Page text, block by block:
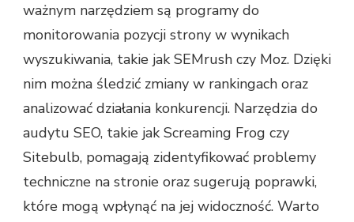
ważnym narzędziem są programy do
monitorowania pozycji strony w wynikach
wyszukiwania, takie jak SEMrush czy Moz. Dzięki
nim można śledzić zmiany w rankingach oraz
analizować działania konkurencji. Narzędzia do
audytu SEO, takie jak Screaming Frog czy
Sitebulb, pomagają zidentyfikować problemy
techniczne na stronie oraz sugerują poprawki,
które mogą wpłynąć na jej widoczność. Warto